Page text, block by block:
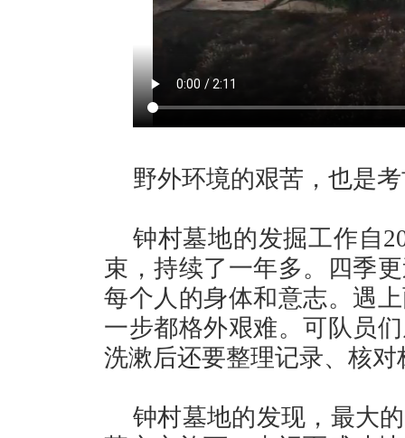
野外环境的艰苦，也是
钟村墓地的发掘工作自
束，持续了一年多。四季
每个人的身体和意志。遇
一步都格外艰难。可队员
洗漱后还要整理记录、核
钟村墓地的发现，最大